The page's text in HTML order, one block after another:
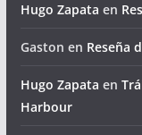
Hugo Zapata en
Gaston en Reseña
Hugo Zapata en
Harbour